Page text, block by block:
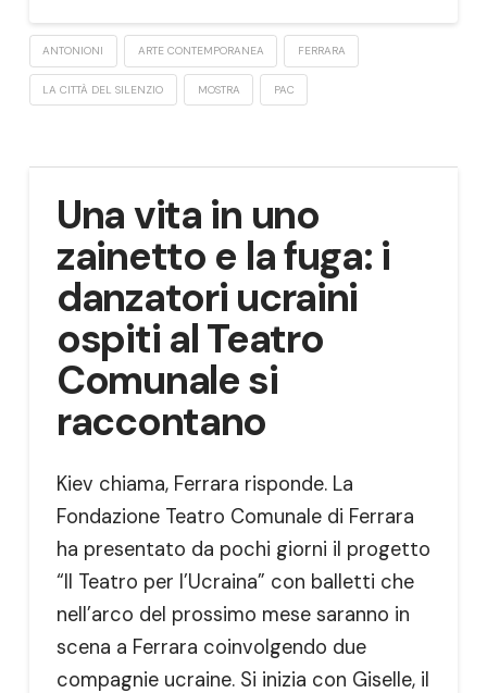
ANTONIONI ARTE CONTEMPORANEA FERRARA
LA CITTÀ DEL SILENZIO MOSTRA PAC
Una vita in uno
zainetto e la fuga: i
danzatori ucraini
ospiti al Teatro
Comunale si
raccontano
Kiev chiama, Ferrara risponde. La
Fondazione Teatro Comunale di Ferrara
ha presentato da pochi giorni il progetto
“Il Teatro per l’Ucraina” con balletti che
nell’arco del prossimo mese saranno in
scena a Ferrara coinvolgendo due
compagnie ucraine. Si inizia con Giselle, il